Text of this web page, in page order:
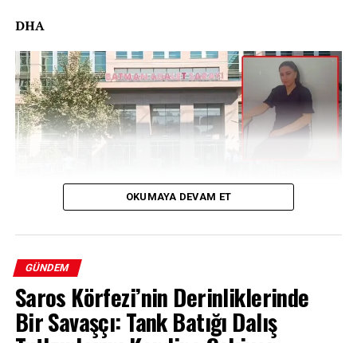
DHA
Bir Yıllık Belirsizlik: Evindar Tiğrak’ın
Kaybı
Batman’da 7 Haziran 2025 tarihinden bu yana haber
OKUMAYA DEVAM ET
GÜNDEM
Saros Körfezi’nin Derinliklerinde
Bir Savaşçı: Tank Batığı Dalış